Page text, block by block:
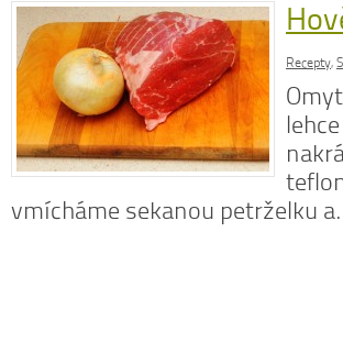
Recepty,
vmícháme sekanou petrželku